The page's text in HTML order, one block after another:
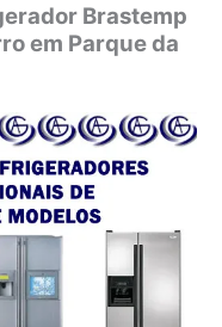
Brastemp
em Parque da